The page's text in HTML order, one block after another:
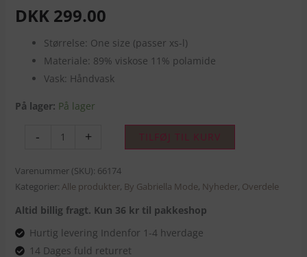
DKK299.00
Størrelse: One size (passer xs-l)
Materiale: 89% viskose 11% polamide
Vask: Håndvask
På lager: På lager
- + TILFØJ TIL KURV
Varenummer (SKU): 66174
Kategorier: Alle produkter, By Gabriella Mode, Nyheder, Overdele
Altid billig fragt. Kun 36 kr til pakkeshop
Hurtig levering Indenfor 1-4 hverdage
14 Dages fuld returret